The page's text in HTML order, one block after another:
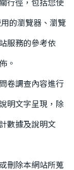
行徑，包括您使
的瀏覽器、瀏覽
服務的參考依
。
卷調查內容進行
明文字呈現，除
數據及說明文
刪除本網站所蒐